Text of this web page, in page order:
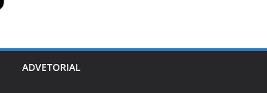
ADVETORIAL